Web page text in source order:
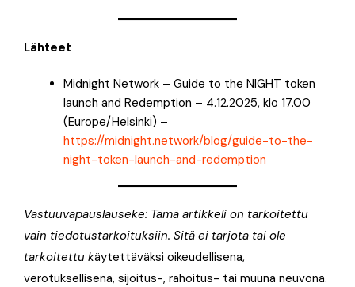
Lähteet
Midnight Network – Guide to the NIGHT token
launch and Redemption – 4.12.2025, klo 17.00
(Europe/Helsinki) –
https://midnight.network/blog/guide-to-the-
night-token-launch-and-redemption
Vastuuvapauslauseke: Tämä artikkeli on tarkoitettu
vain tiedotustarkoituksiin. Sitä ei tarjota tai ole
tarkoitettu käytettäväksi oikeudellisena,
verotuksellisena, sijoitus-, rahoitus- tai muuna neuvona.